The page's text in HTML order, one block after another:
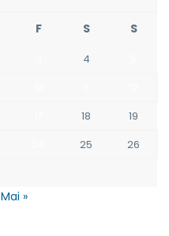
F S S
4
18
19
25
26
Mai »